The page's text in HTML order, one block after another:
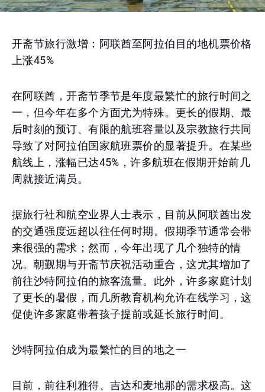
开斋节旅行激增：阿联酋至阿拉伯目的地机票价格
上涨45%
在阿联酋，开斋节季节是年度最繁忙的旅行时间之
一，但今年在多个方面尤为特殊。更长的假期、最
后时刻的预订、有限的航班容量以及宗教旅行共同
导致了对阿拉伯国家航班票价的显著提升。在某些
航线上，涨幅已达45%，许多航班在假期开始前几
周就接近满员。
据旅行社和航空业界人士表示，目前从阿联酋出发
的交通强度远超以往任何时期。假期季节通常会带
来很强的需求；然而，今年出现了几个独特的情
况。朝觐期与开斋节庆祝活动重合，这尤其增加了
前往沙特阿拉伯的旅客流量。此外，许多家庭计划
了更长的暑假，而几所教育机构允许在线学习，这
促使许多家庭带着孩子提前或延长旅行时间。
沙特阿拉伯成为最繁忙的目的地之一
目前，前往利雅得、吉达和麦地那的需求极高。这